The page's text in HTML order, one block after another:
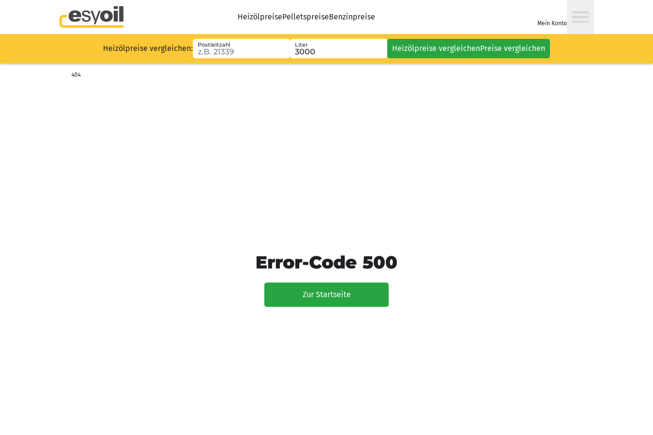
HeizölpreisePelletspreiseBenzinpreise
Mein Konto
Heizölpreise vergleichen: Postleitzahl Liter Heizölpreise vergleichenPreise vergleichen
404
Error-Code 500
Zur Startseite